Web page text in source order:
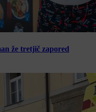
že tretjič zapored